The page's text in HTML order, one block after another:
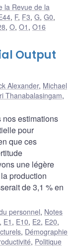
la Revue de la
, F, F3,G,G0,
, O, O1 , O16
Output
Alexander, Michael
Thanabalasingam,
nos estimations
pour
que ces
une légère
production
de 3,1 % en
personnel, Notes
, E1 , E10, E2, E20,
, Démographie
, Politique